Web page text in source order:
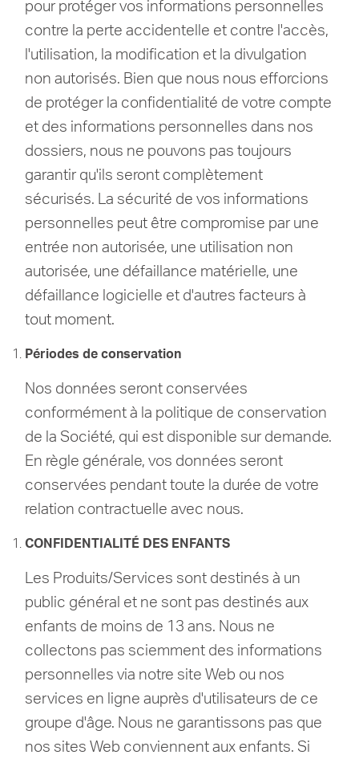
pour protéger vos informations personnelles
contre la perte accidentelle et contre l'accès,
l'utilisation, la modification et la divulgation
non autorisés. Bien que nous nous efforcions
de protéger la confidentialité de votre compte
et des informations personnelles dans nos
dossiers, nous ne pouvons pas toujours
garantir qu'ils seront complètement
sécurisés. La sécurité de vos informations
personnelles peut être compromise par une
entrée non autorisée, une utilisation non
autorisée, une défaillance matérielle, une
défaillance logicielle et d'autres facteurs à
tout moment.
Périodes de conservation
Nos données seront conservées
conformément à la politique de conservation
de la Société, qui est disponible sur demande.
En règle générale, vos données seront
conservées pendant toute la durée de votre
relation contractuelle avec nous.
CONFIDENTIALITÉ DES ENFANTS
Les Produits/Services sont destinés à un
public général et ne sont pas destinés aux
enfants de moins de 13 ans. Nous ne
collectons pas sciemment des informations
personnelles via notre site Web ou nos
services en ligne auprès d'utilisateurs de ce
groupe d'âge. Nous ne garantissons pas que
nos sites Web conviennent aux enfants. Si